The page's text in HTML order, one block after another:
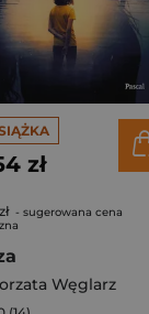
zł
- sugerowana cena
Węglarz